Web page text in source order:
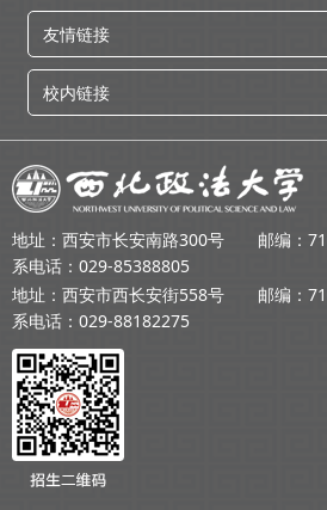
地址：西安市长安南路300号 邮编：
系电话：029-85388805
地址：西安市西长安街558号 邮编：
系电话：029-88182275